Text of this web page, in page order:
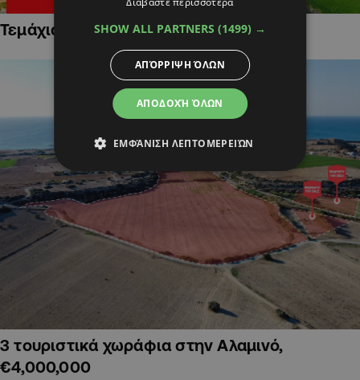
Τεμάχια Γης σε Οικιστικές Περιοχές
3 τουριστικά χωράφια στην Αλαμινό,
€4,000,000
SHOW ALL PARTNERS (1499) →
ΑΠΟΔΟΧΉ ΌΛΩΝ
ΑΠΌΡΡΙΨΗ ΌΛΩΝ
ΕΜΦΆΝΙΣΗ ΛΕΠΤΟΜΕΡΕΙΏΝ